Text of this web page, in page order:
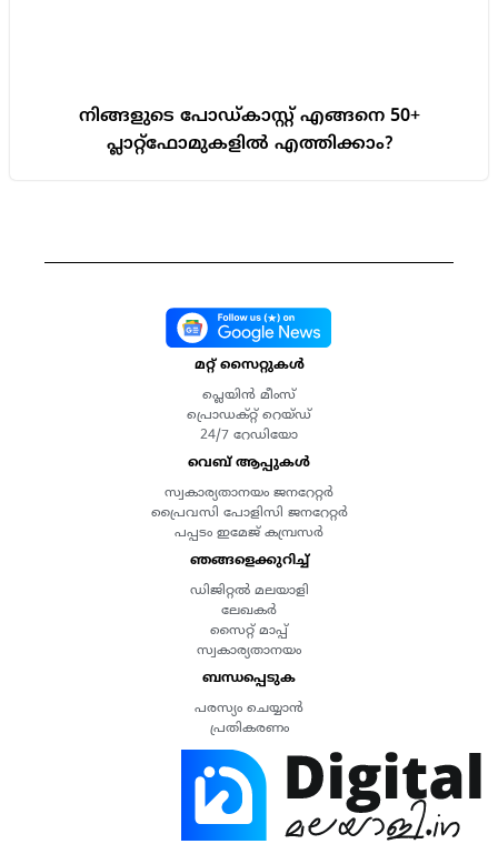
നിങ്ങളുടെ പോഡ്കാസ്റ്റ് എങ്ങനെ 50‍+
പ്ലാറ്റ്‌ഫോമുകളിൽ എത്തിക്കാം?
മറ്റ് സൈറ്റുകൾ
പ്ലെയിൻ മീംസ്
പ്രൊഡക്റ്റ് റെയ്ഡ്
24/7 റേഡിയോ
വെബ് ആപ്പുകൾ
സ്വകാര്യതാനയം ജനറേറ്റർ
പ്രൈവസി പോളിസി ജനറേറ്റർ
പപ്പടം ഇമേജ് കമ്പ്രസർ
ഞങ്ങളെക്കുറിച്ച്
ഡിജിറ്റൽ മലയാളി
ലേഖകർ
സൈറ്റ് മാപ്പ്
സ്വകാര്യതാനയം
ബന്ധപ്പെടുക
പരസ്യം ചെയ്യാൻ
പ്രതികരണം